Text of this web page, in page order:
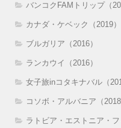
バンコクFAMトリップ（
カナダ・ケベック（2019）
ブルガリア（2016）
ランカウイ（2016）
女子旅inコタキナバル（
コソボ・アルバニア（2018
ラトビア・エストニア・フ